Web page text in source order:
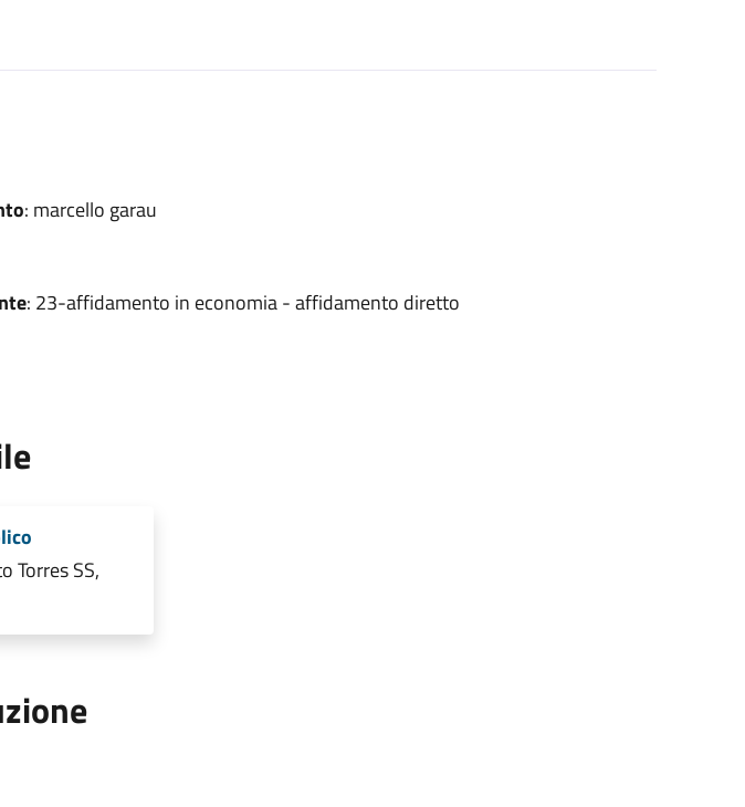
: marcello garau
: 23-affidamento in economia - affidamento diretto
Torres SS,